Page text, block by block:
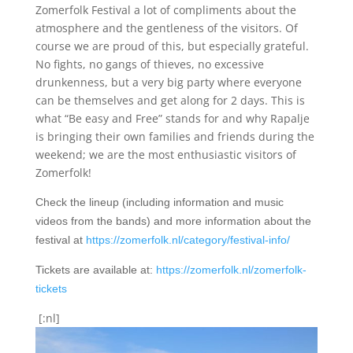
Zomerfolk Festival a lot of compliments about the
atmosphere and the gentleness of the visitors. Of
course we are proud of this, but especially grateful.
No fights, no gangs of thieves, no excessive
drunkenness, but a very big party where everyone
can be themselves and get along for 2 days. This is
what “Be easy and Free” stands for and why Rapalje
is bringing their own families and friends during the
weekend; we are the most enthusiastic visitors of
Zomerfolk!
Check the lineup (including information and music
videos from the bands) and more information about the
festival at https://zomerfolk.nl/category/festival-info/
Tickets are available at: https://zomerfolk.nl/zomerfolk-
tickets
[:nl]